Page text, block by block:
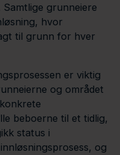
grunneiere
hvor
til grunn for hver
er viktig
og området
beboerne til et tidlig,
status i
og